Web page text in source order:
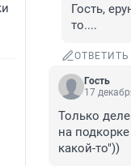
Гость,
то....
ОТВЕТИТЬ
Гость
17
Только
на
какой-то"))